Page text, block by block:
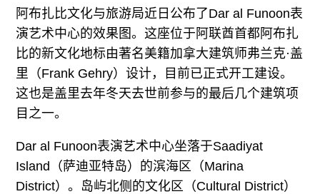
阿布扎比文化与旅游局近日公布了Dar al Funoon表
演艺术中心的效果图。这座位于阿联酋首都阿布扎
比的新文化地标由著名美籍加拿大建筑师弗兰克·盖
里（Frank Gehry）设计，目前已正式开工建设。
这也是盖里去年冬天去世前参与的最后几个建筑项
目之一。
Dar al Funoon表演艺术中心坐落于Saadiyat
Island（萨迪亚特岛）的滨海区（Marina
District）。岛屿北侧的文化区（Cultural District）